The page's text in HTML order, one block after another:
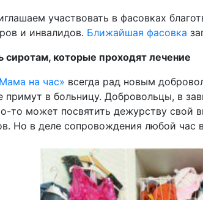
участвовать в фасовках
и инвалидов. Ближайшая фасовка
сиротам, которые проходят лечение
на час» всегда рад новым
примут в больницу. Добровольцы, в
то может посвятить дежурству свой
Но в деле сопровождения любой час